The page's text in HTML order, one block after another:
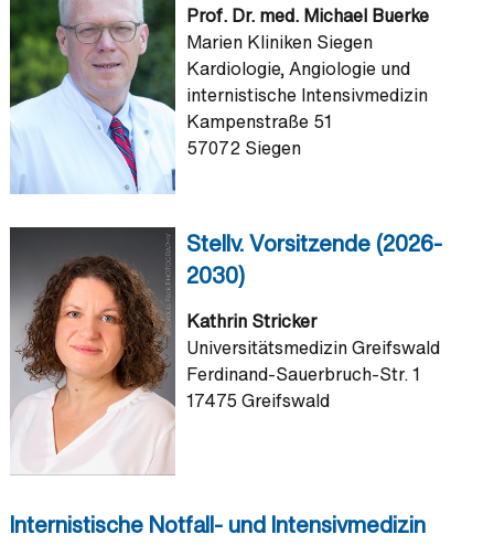
Prof. Dr. med. Michael Buerke
Marien Kliniken Siegen
Kardiologie, Angiologie und
internistische Intensivmedizin
Kampenstraße 51
57072 Siegen
Stellv. Vorsitzende (2026-
2030)
Kathrin Stricker
Universitätsmedizin Greifswald
Ferdinand-Sauerbruch-Str. 1
17475 Greifswald
Internistische Notfall- und Intensivmedizin